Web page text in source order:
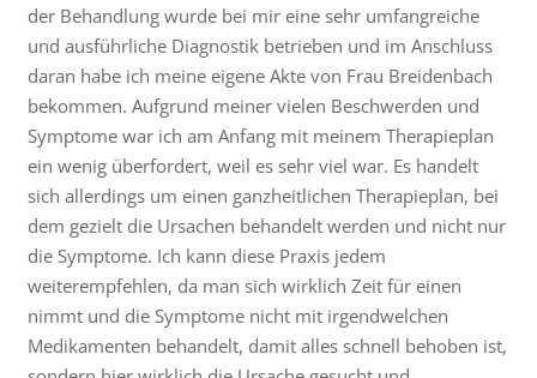
der Behandlung wurde bei mir eine sehr umfangreiche
und ausführliche Diagnostik betrieben und im Anschluss
daran habe ich meine eigene Akte von Frau Breidenbach
bekommen. Aufgrund meiner vielen Beschwerden und
Symptome war ich am Anfang mit meinem Therapieplan
ein wenig überfordert, weil es sehr viel war. Es handelt
sich allerdings um einen ganzheitlichen Therapieplan, bei
dem gezielt die Ursachen behandelt werden und nicht nur
die Symptome. Ich kann diese Praxis jedem
weiterempfehlen, da man sich wirklich Zeit für einen
nimmt und die Symptome nicht mit irgendwelchen
Medikamenten behandelt, damit alles schnell behoben ist,